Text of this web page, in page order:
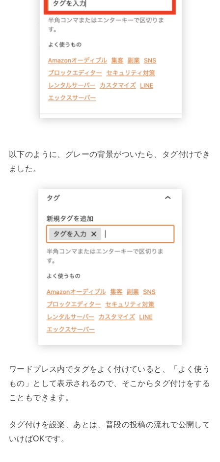
以下のように、グレーの背景がついたら、タグ付けでき
ました。
ワードプレス内でタグをよく付けていると、「よく使う
もの」として表示されるので、そこからタグ付けをする
こともできます。
タグ付けを設楽、あとは、普段の投稿の流れで公開して
いけばOKです。